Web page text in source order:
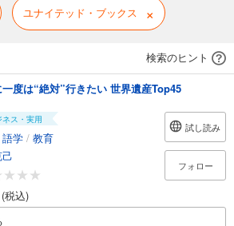
ユナイテッド・ブックス ×
検索のヒント
度は“絶対”行きたい 世界遺産Top45
ネス・実用
学 / 教育
税込)
試し読み
フォロー